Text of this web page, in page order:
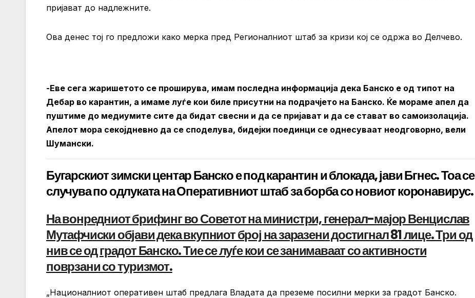
пријават до надлежните.
Ова денес тој го предложи како мерка пред Регионалниот штаб за кризи кој се одржа во Делчево.
-Еве сега жаришетото се проширува, имам последна информација дека Банско е од типот на
Дебар во карантин, а имаме луѓе кои биле присутни на подрачјето на Банско. Ќе мораме апел да
пуштиме до медиумите сите да бидат свесни и да се пријават и да се стават во самоизолација.
Апелот мора секојдневно да се споделува, бидејки поединци се однесуваат неодговорно, вели
Шумански.
Бугарскиот зимски центар Банско е под карантин и блокада, јави Бгнес. Тоа се
случува по одлуката на Оперативниот штаб за борба со новиот коронавирус.
На вонредниот брифинг во Советот на министри, генерал-мајор Венцислав
Мутафчиски објави дека вкупниот број на заразени достигнал 81 лице. Три од
нив се од градот Банско. Тие се луѓе кои се занимаваат со активности
поврзани со туризмот.
„Националниот оперативен штаб предлага Владата да преземе посилни мерки за градот Банско.